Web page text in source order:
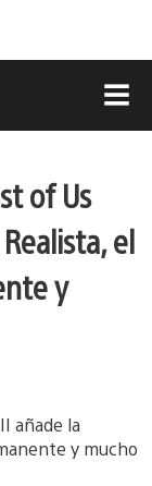
of Us
el
y